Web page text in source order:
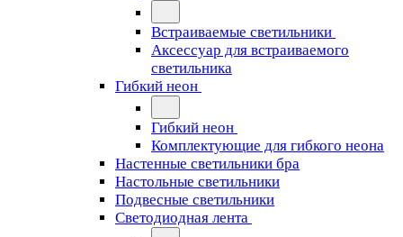
Встраиваемые светильники
Аксессуар для встраиваемого
светильника
Гибкий неон
Гибкий неон
Комплектующие для гибкого неона
Настенные светильники бра
Настольные светильники
Подвесные светильники
Светодиодная лента